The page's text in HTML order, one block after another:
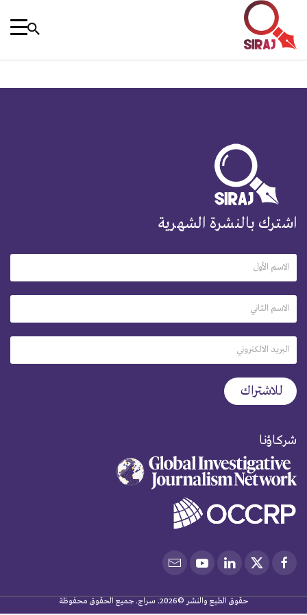
اشترك بالنشرة الشهرية
شركاؤنا
حقوق الطبع والنشر ©2026. سراج. جميع الحقوق محفوظة